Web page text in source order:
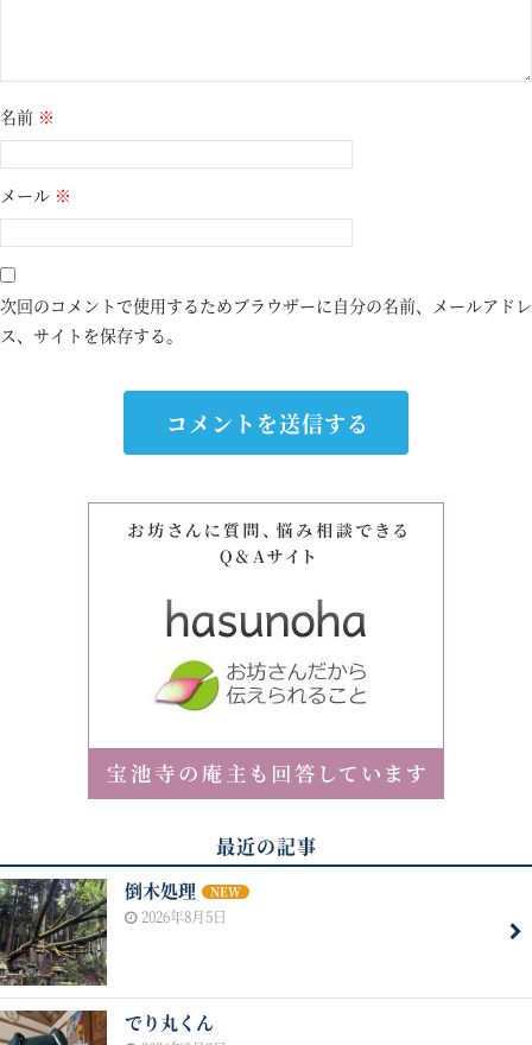
名前 ※
メール ※
次回のコメントで使用するためブラウザーに自分の名前、メールアドレ
ス、サイトを保存する。
最近の記事
倒木処理 NEW
2026年8月5日
でり丸くん